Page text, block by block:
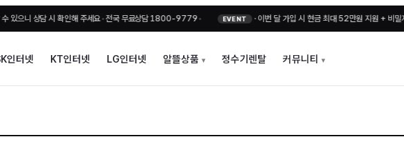
상담 시 확인해 주세요•전국 무료상담 1800-9779• EVENT ·이번 달 가입 시 현금 최대 52만원 지원 + 비밀지원금•
인터넷 KT인터넷 LG인터넷 알뜰상품 정수기렌탈 커뮤니티